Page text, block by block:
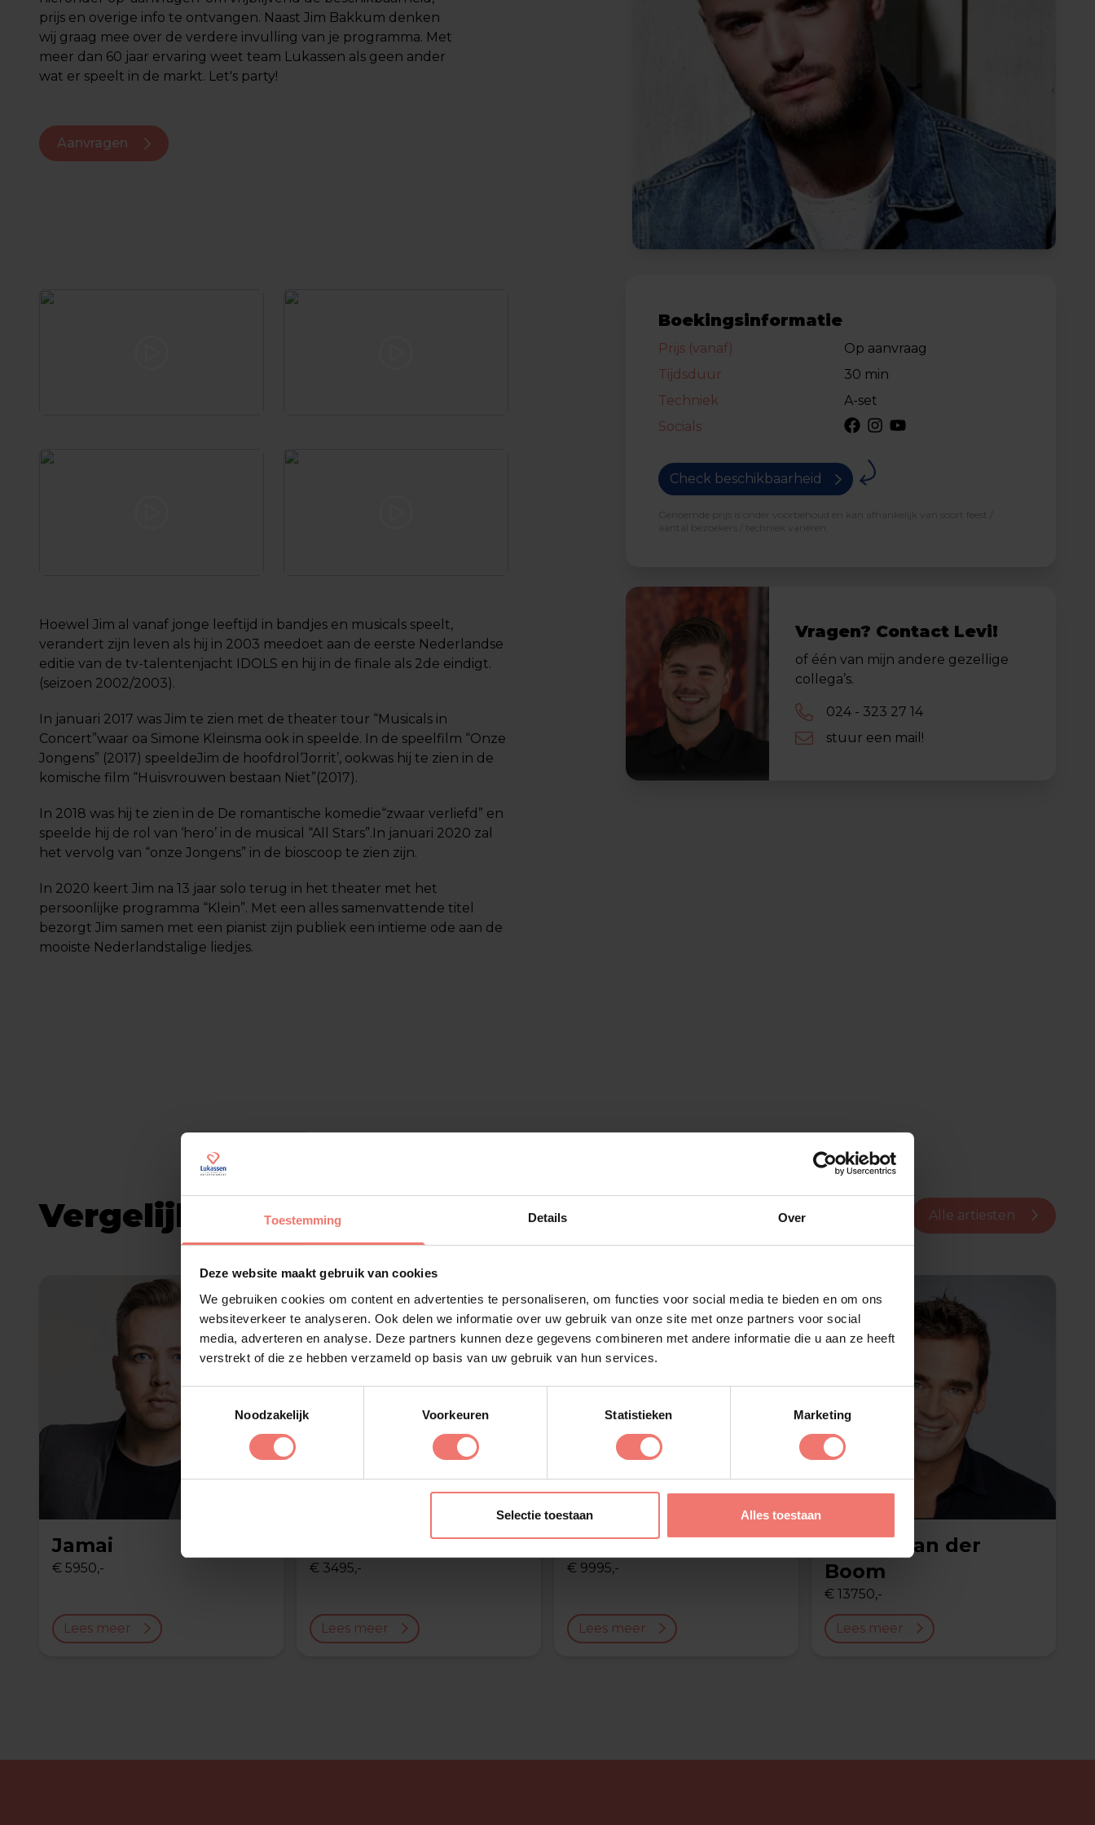
Toestemming Details Over
Deze website maakt gebruik van cookies
We gebruiken cookies om content en advertenties te personaliseren, om functies voor social media te bieden en om ons
websiteverkeer te analyseren. Ook delen we informatie over uw gebruik van onze site met onze partners voor social
media, adverteren en analyse. Deze partners kunnen deze gegevens combineren met andere informatie die u aan ze heeft
verstrekt of die ze hebben verzameld op basis van uw gebruik van hun services.
Noodzakelijk
Voorkeuren Statistieken Marketing
Selectie toestaan Alles toestaan
prijs en overige info te ontvangen. Naast Jim Bakkum denken
wij graag mee over de verdere invulling van je programma. Met
meer dan 60 jaar ervaring weet team Lukassen als geen ander
wat er speelt in de markt. Let's party!
Aanvragen
Hoewel Jim al vanaf jonge leeftijd in bandjes en musicals speelt,
verandert zijn leven als hij in 2003 meedoet aan de eerste Nederlandse
editie van de tv-talentenjacht IDOLS en hij in de finale als 2de eindigt.
(seizoen 2002/2003).
In januari 2017 was Jim te zien met de theater tour “Musicals in
Concert”waar oa Simone Kleinsma ook in speelde. In de speelfilm “Onze
Jongens” (2017) speeldeJim de hoofdrol‘Jorrit’, ookwas hij te zien in de
komische film “Huisvrouwen bestaan Niet”(2017).
In 2018 was hij te zien in de De romantische komedie“zwaar verliefd” en
speelde hij de rol van ‘hero’ in de musical “All Stars”.In januari 2020 zal
het vervolg van “onze Jongens” in de bioscoop te zien zijn.
In 2020 keert Jim na 13 jaar solo terug in het theater met het
persoonlijke programma “Klein”. Met een alles samenvattende titel
bezorgt Jim samen met een pianist zijn publiek een intieme ode aan de
mooiste Nederlandstalige liedjes.
Boekingsinformatie
Prijs (vanaf)
Op aanvraag
Tijdsduur
30 min
Techniek
A-set
Socials
Check beschikbaarheid
Genoemde prijs is onder voorbehoud en kan afhankelijk van soort feest /
aantal bezoekers / techniek variëren.
Vragen? Contact Levi!
of één van mijn andere gezellige
collega’s.
024 - 323 27 14
stuur een mail!
Vergelijkbare artiesten Alle artiesten
Jamai
€ 5950,-
Lees meer
Thomas Berge
€ 3495,-
Lees meer
Xander de Buisonje
€ 9995,-
Lees meer
Jeroen van der
Boom
€ 13750,-
Lees meer